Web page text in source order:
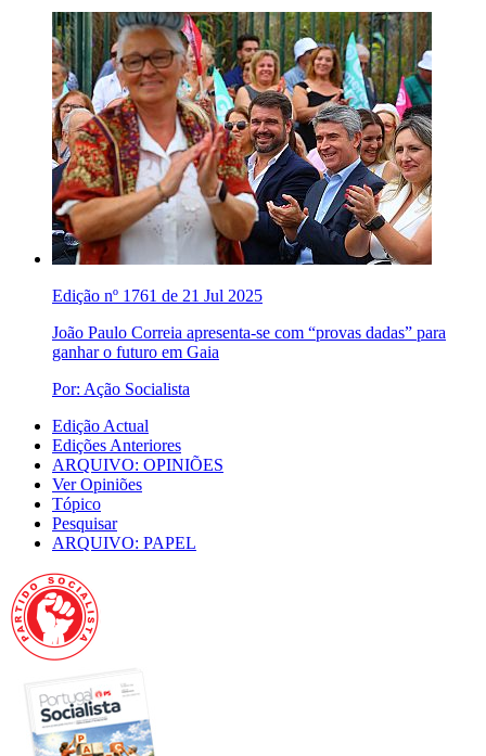
Edição nº 1761 de 21 Jul 2025
João Paulo Correia apresenta-se com “provas dadas” para
ganhar o futuro em Gaia
Por: Ação Socialista
Edição Actual
Edições Anteriores
ARQUIVO: OPINIÕES
Ver Opiniões
Tópico
Pesquisar
ARQUIVO: PAPEL